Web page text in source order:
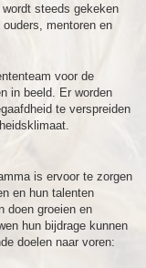
steeds gekeken
mentoren en
voor de
in beeld. Er worden
te verspreiden
is ervoor te zorgen
en hun talenten
doen groeien en
hun bijdrage kunnen
doelen naar voren: